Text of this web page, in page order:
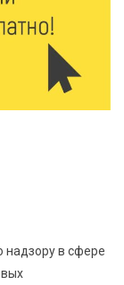
надзору в сфере